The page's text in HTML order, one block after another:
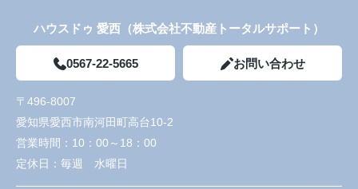
ハウスドゥ 愛西（株式会社不動産トータルサポート）
0567-22-5665 お問い合わせ
〒496-8007
愛知県愛西市南河田町高台10-2
営業時間： 10：00～18：00
定休日： 毎週 水曜日